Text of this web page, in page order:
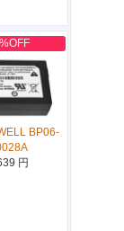
BP06-
円